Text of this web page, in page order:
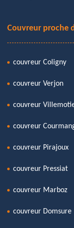
Couvreur proche
couvreur Coligny
couvreur Verjon
couvreur
couvreur
couvreur Pirajoux
couvreur Pressiat
couvreur Marboz
couvreur Domsure